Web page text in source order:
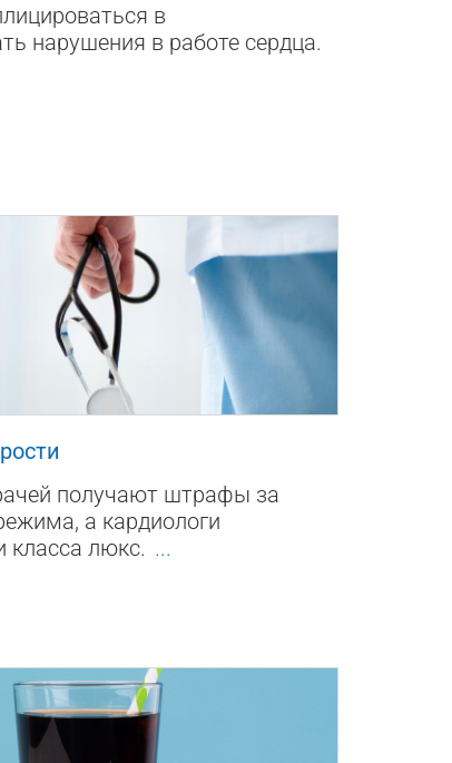
в
нарушения в работе сердца.
получают штрафы за
а кардиологи
класса люкс. ...